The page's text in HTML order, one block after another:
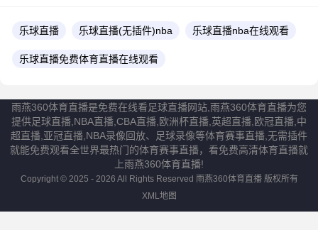
乐球直播 乐球直播(无插件)nba 乐球直播nba在线观看
乐球直播免费体育直播在线观看
雨燕360体育直播是免费在线看足球直播网站,雨燕360体育直播为您
提供足球直播,NBA直播,CBA直播,欧洲杯直播,英超直播,欧冠直播,中
超直播,亚冠直播,NBA录像回放、足球录像等体育赛事直播,无需插件
就能免费观看全世界最热门的体育赛事直播，看免费高清体育直播就
上雨燕360体育直播!
Copyright © 2025 - 2026 All Rights Reserved 雨燕360体育直播版权所有
XML地图